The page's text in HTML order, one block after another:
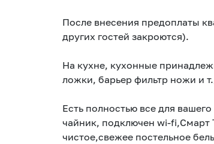
После внесения предоплаты
других гостей закроются).
На кухне, кухонные
ложки, барьер фильтр ножи и
Есть полностью все для
чайник, подключен wi-fi,Смарт
чистое,свежее постельное